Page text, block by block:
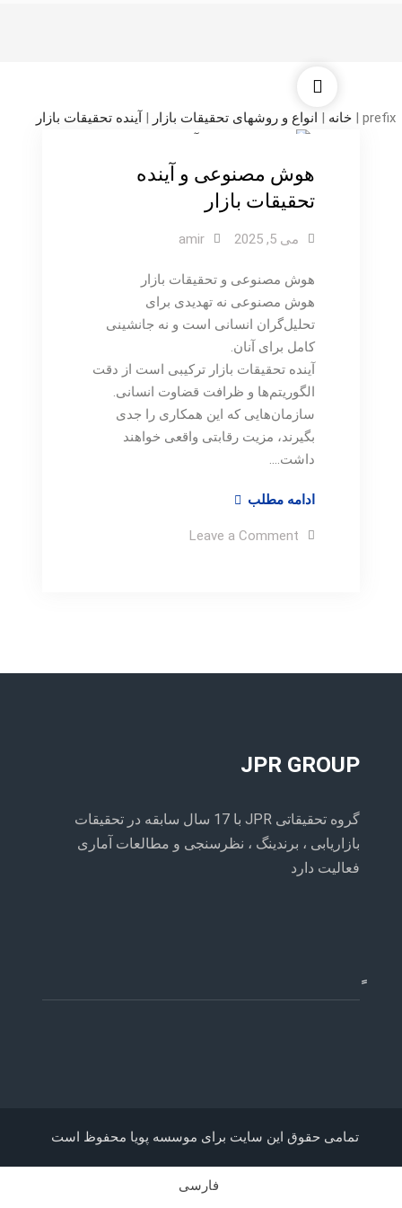
prefix
| خانه | انواع و روشهای تحقیقات بازار | آینده تحقیقات بازار
هوش مصنوعی و آینده
تحقیقات بازار
می 5, 2025 amir
هوش مصنوعی و تحقیقات بازار
هوش مصنوعی نه تهدیدی برای
تحلیل‌گران انسانی است و نه جانشینی
کامل برای آنان.
آینده تحقیقات بازار ترکیبی است از دقت
الگوریتم‌ها و ظرافت قضاوت انسانی.
سازمان‌هایی که این همکاری را جدی
بگیرند، مزیت رقابتی واقعی خواهند
داشت.…
ادامه مطلبهوش
و
Leave a Comment
on
JPR GROUP
گروه تحقیقاتی JPR با 17 سال سابقه در تحقیقات
بازاریابی ، برندینگ ، نظرسنجی و مطالعات آماری
فعالیت دارد
تمامی حقوق این سایت برای موسسه پویا محفوظ است
فارسی